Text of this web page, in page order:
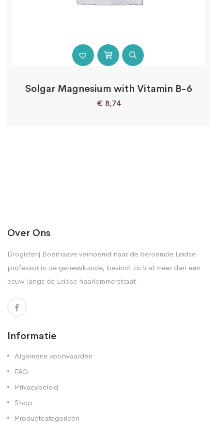
Solgar Magnesium with Vitamin B-6
€ 8,74
Over Ons
Drogisterij Boerhaave vernoemd naar de beroemde Leidse
professor in de geneeskunde, bevindt zich al meer dan een
eeuw langs de Leidse haarlemmerstraat.
Informatie
Algemene voorwaarden
FAQ
Privacybeleid
Shop
Productcategorieën